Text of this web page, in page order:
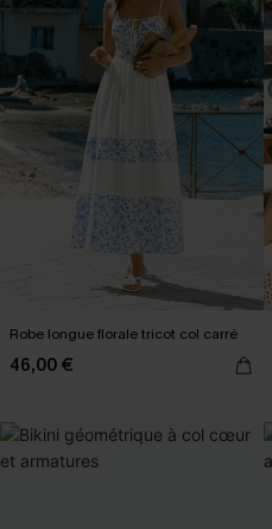
Robe longue florale tricot col carré
46,00 €